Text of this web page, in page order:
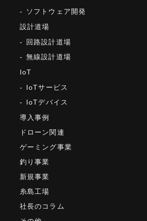
ソフトウェア開発
設計道場
回路設計道場
無線設計道場
IoT
IoTサービス
IoTデバイス
導入事例
ドローン関連
ゲーミング事業
釣り事業
新規事業
糸島工場
社長のコラム